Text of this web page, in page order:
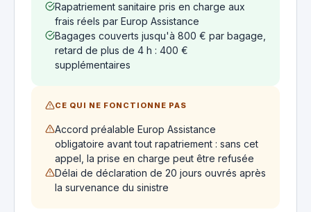
Rapatriement sanitaire pris en charge aux
frais réels par Europ Assistance
Bagages couverts jusqu'à 800 € par bagage,
retard de plus de 4 h : 400 €
supplémentaires
CE QUI NE FONCTIONNE PAS
Accord préalable Europ Assistance
obligatoire avant tout rapatriement : sans cet
appel, la prise en charge peut être refusée
Délai de déclaration de 20 jours ouvrés après
la survenance du sinistre